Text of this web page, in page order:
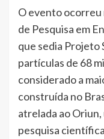
O evento ocorreu
de Pesquisa em
que sedia Projeto
partículas de 68
considerado a
construída no
atrelada ao
pesquisa